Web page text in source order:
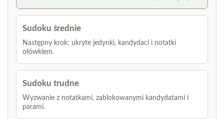
Sudoku średnie
Następny krok: ukryte jedynki, kandydaci i notatki
ołówkiem.
Sudoku trudne
Wyzwanie z notatkami, zablokowanymi kandydatami i
parami.